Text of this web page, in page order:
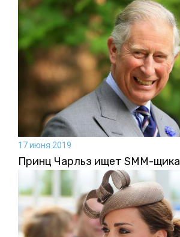
17 июня 2019
Принц Чарльз ищет SMM-щика